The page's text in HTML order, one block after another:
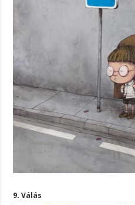
9. Válás